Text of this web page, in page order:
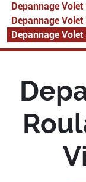
Depannage
Depannage
Depannage